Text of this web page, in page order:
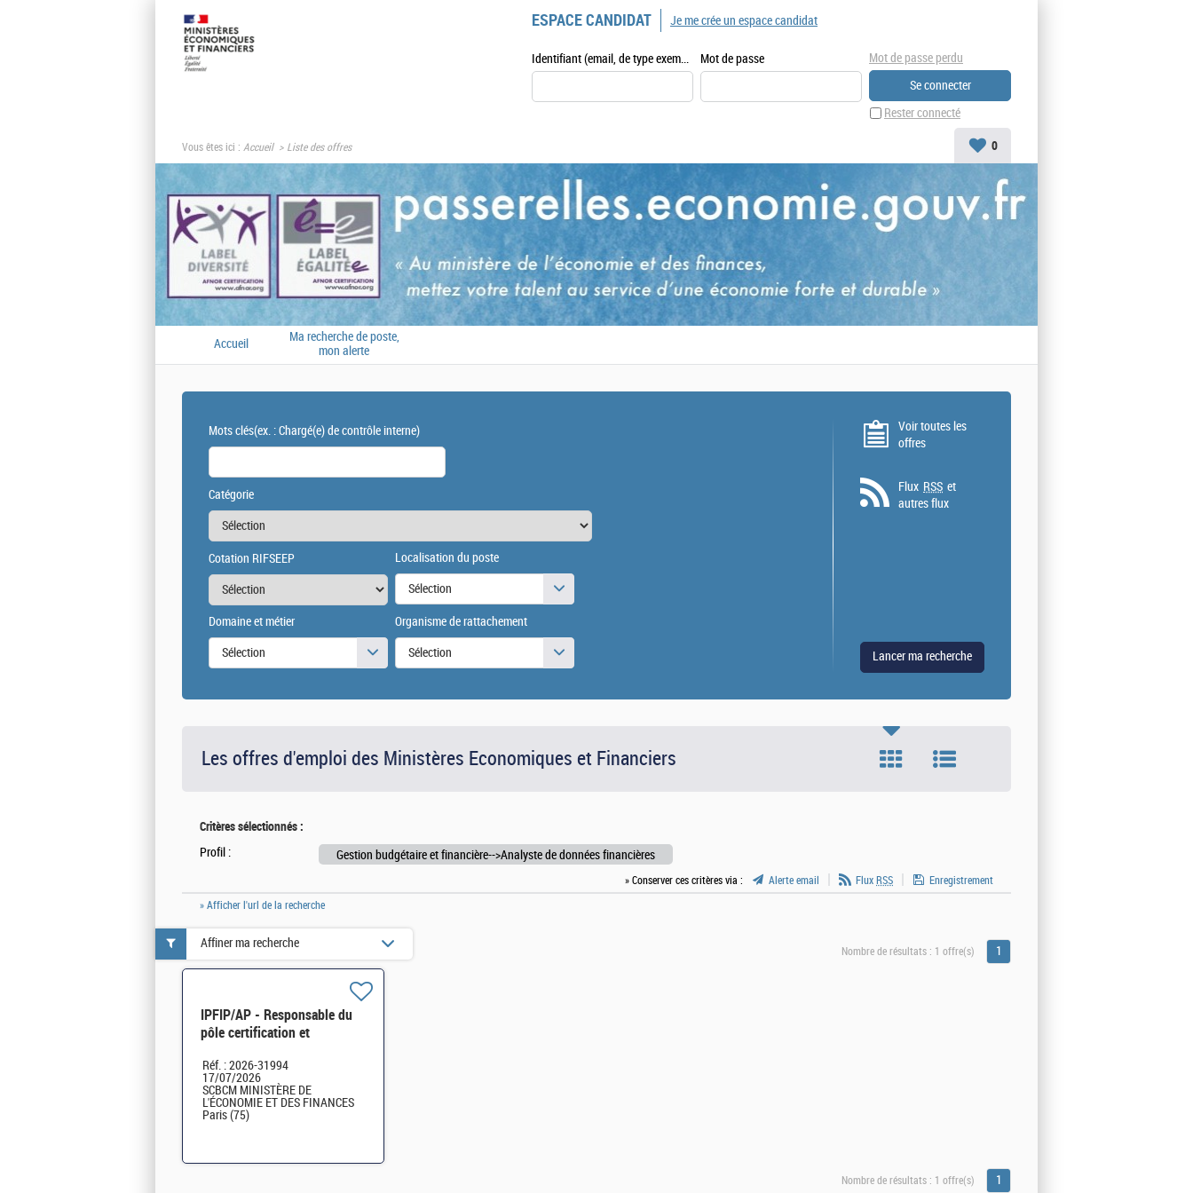
ESPACE CANDIDAT
Identifiant (email, de type exemple@exemple.fr) Mot de passe
Rester connecté
Mot de passe perdu
Je me crée un espace candidat
Vous êtes ici : Accueil Liste des offres 0
Accueil
Ma recherche de poste,
mon alerte
Mots clés(ex. : Chargé(e) de contrôle interne)
Catégorie
Cotation RIFSEEP Localisation du poste
Sélection
Domaine et métier
Sélection
Organisme de rattachement
Sélection
Voir toutes les
offres
Flux RSS et
autres flux
Les offres d'emploi des Ministères Economiques et Financiers
Critères sélectionnés :
Profil : Gestion budgétaire et financière-->Analyste de données financières
» Conserver ces critères via : Alerte email Flux RSS
Enregistrement
» Afficher l'url de la recherche
Nombre de résultats : 1 offre(s) 1
IPFIP/AP - Responsable du
pôle certification et
DCM MEFSIN H/F
Réf. : 2026-31994
17/07/2026
SCBCM MINISTÈRE DE
L'ÉCONOMIE ET DES FINANCES
Paris (75)
Affiner ma recherche
Nombre de résultats : 1 offre(s) 1